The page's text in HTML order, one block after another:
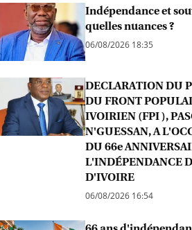
Indépendance et
quelles nuances ?
06/08/2026 18:35
DECLARATION DU
DU FRONT
IVOIRIEN (FPI ),
N'GUESSAN, A
DU 66e
L'INDÉPENDANCE
D'IVOIRE
06/08/2026 16:54